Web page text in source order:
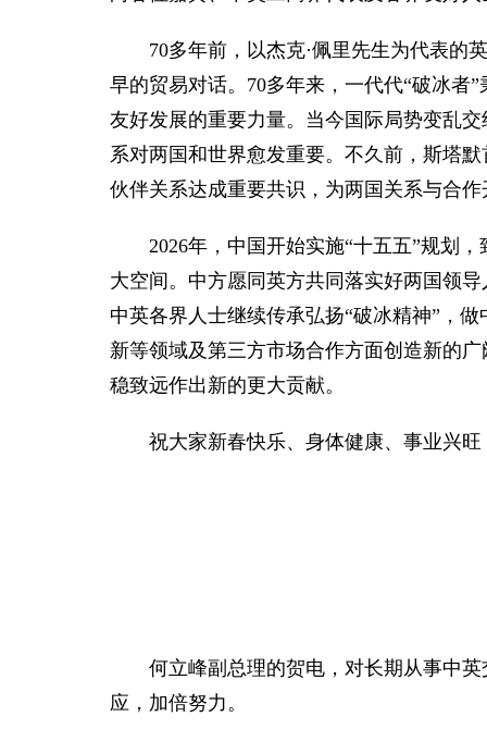
70多年前，以杰克·佩里先生为代表的
早的贸易对话。70多年来，一代代“破冰者
友好发展的重要力量。当今国际局势变乱
系对两国和世界愈发重要。不久前，斯塔
伙伴关系达成重要共识，为两国关系与合
2026年，中国开始实施“十五五”规划
大空间。中方愿同英方共同落实好两国领
中英各界人士继续传承弘扬“破冰精神”，
新等领域及第三方市场合作方面创造新的
稳致远作出新的更大贡献。
祝大家新春快乐、身体健康、事业兴旺
何立峰副总理的贺电，对长期从事中
应，加倍努力。